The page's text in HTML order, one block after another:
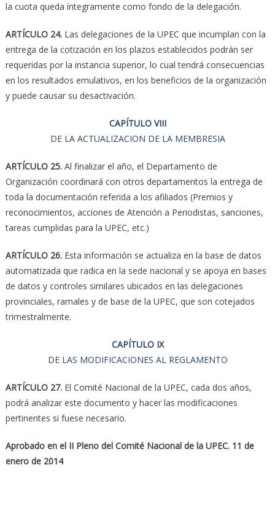
la cuota queda íntegramente como fondo de la delegación.
ARTÍCULO 24.Las delegaciones de la UPEC que incumplan con la
entrega de la cotización en los plazos establecidos podrán ser
requeridas por la instancia superior, lo cual tendrá consecuencias
en los resultados emulativos, en los beneficios de la organización
y puede causar su desactivación.
CAPÍTULO VIII
DE LA ACTUALIZACION DE LA MEMBRESIA
ARTÍCULO 25.Al finalizar el año, el Departamento de
Organización coordinará con otros departamentos la entrega de
toda la documentación referida a los afiliados (Premios y
reconocimientos, acciones de Atención a Periodistas, sanciones,
tareas cumplidas para la UPEC, etc.)
ARTÍCULO 26.Esta información se actualiza en la base de datos
automatizada que radica en la sede nacional y se apoya en bases
de datos y controles similares ubicados en las delegaciones
provinciales, ramales y de base de la UPEC, que son cotejados
trimestralmente.
CAPÍTULO IX
DE LAS MODIFICACIONES AL REGLAMENTO
ARTÍCULO 27.El Comité Nacional de la UPEC, cada dos años,
podrá analizar este documento y hacer las modificaciones
pertinentes si fuese necesario.
Aprobado en el II Pleno del Comité Nacional de la UPEC. 11 de
enero de 2014